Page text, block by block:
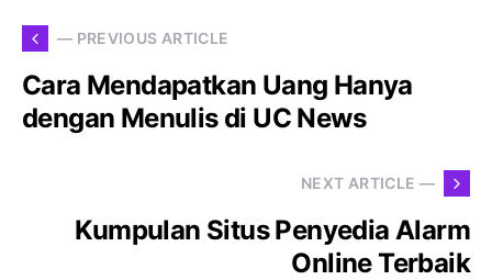
— PREVIOUS ARTICLE
Cara Mendapatkan Uang Hanya
dengan Menulis di UC News
NEXT ARTICLE —
Kumpulan Situs Penyedia Alarm
Online Terbaik